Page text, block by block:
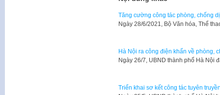
Tăng cường công tác phòng, chống
Ngày 28/6/2021, Bộ Văn hóa, Thể
Hà Nội ra công điện khẩn về phòng,
Ngày 26/7, UBND thành phố Hà
Triển khai sơ kết công tác tuyên